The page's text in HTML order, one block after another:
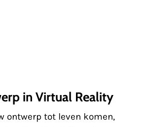
in Virtual Reality
ontwerp tot leven komen,